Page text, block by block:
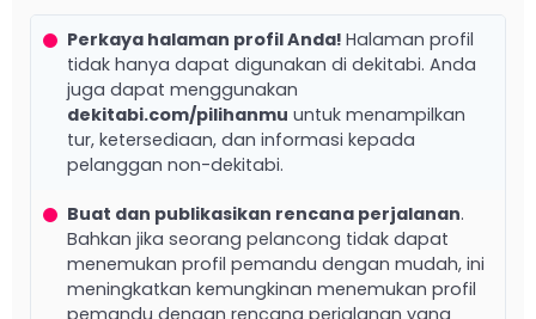
Perkaya halaman profil Anda! Halaman profil
tidak hanya dapat digunakan di dekitabi. Anda
juga dapat menggunakan
dekitabi.com/pilihanmu untuk menampilkan
tur, ketersediaan, dan informasi kepada
pelanggan non-dekitabi.
Buat dan publikasikan rencana perjalanan.
Bahkan jika seorang pelancong tidak dapat
menemukan profil pemandu dengan mudah, ini
meningkatkan kemungkinan menemukan profil
pemandu dengan rencana perjalanan yang